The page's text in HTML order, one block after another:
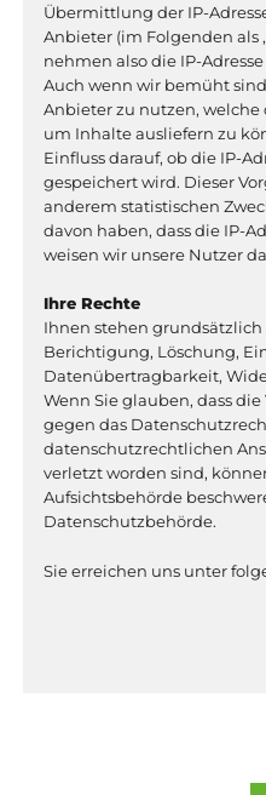
Übermittlung der IP-
Anbieter (im Folgenden als
nehmen also die IP-
Auch wenn wir bemüht
Anbieter zu nutzen, welche
um Inhalte ausliefern zu
Einfluss darauf, ob die IP-
gespeichert wird. Dieser
anderem statistischen
davon haben, dass die IP-
weisen wir unsere Nutzer
Ihre Rechte
Ihnen stehen grundsätzlich
Berichtigung, Löschung,
Datenübertragbarkeit,
Wenn Sie glauben, dass
gegen das
datenschutzrechtlichen
verletzt worden sind,
Aufsichtsbehörde
Datenschutzbehörde.
Sie erreichen uns unter